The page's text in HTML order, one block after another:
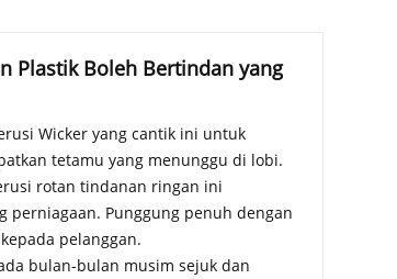
Plastik Boleh Bertindan yang
Wicker yang cantik ini untuk
tetamu yang menunggu di lobi.
rotan tindanan ringan ini
Punggung penuh dengan
pelanggan.
bulan-bulan musim sejuk dan